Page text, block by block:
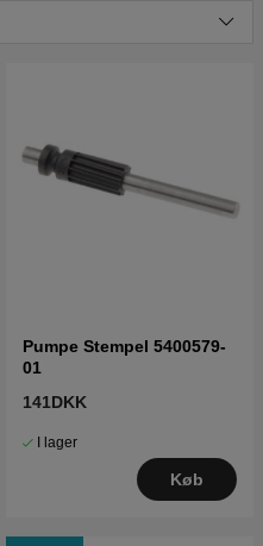
Pumpe Stempel 5400579-
01
141DKK
I lager
Køb